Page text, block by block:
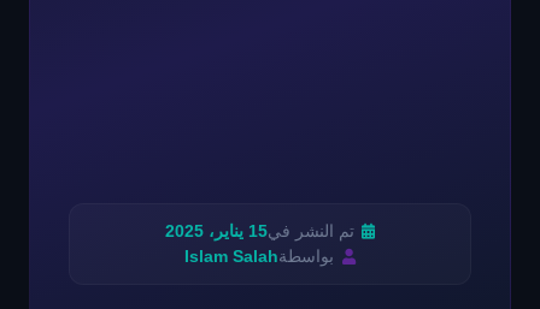
تم النشر في15 يناير، 2025
بواسطةIslam Salah